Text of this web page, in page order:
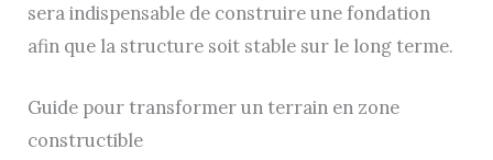
sera indispensable de construire une fondation
afin que la structure soit stable sur le long terme.
Guide pour transformer un terrain en zone
constructible